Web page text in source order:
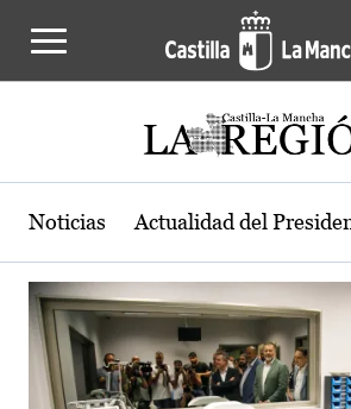
Actualidad de la
Noticias Actualidad del